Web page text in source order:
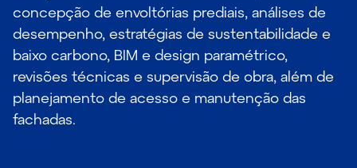
concepção de envoltórias prediais, análises de
desempenho, estratégias de sustentabilidade e
baixo carbono, BIM e design paramétrico,
revisões técnicas e supervisão de obra, além de
planejamento de acesso e manutenção das
fachadas.